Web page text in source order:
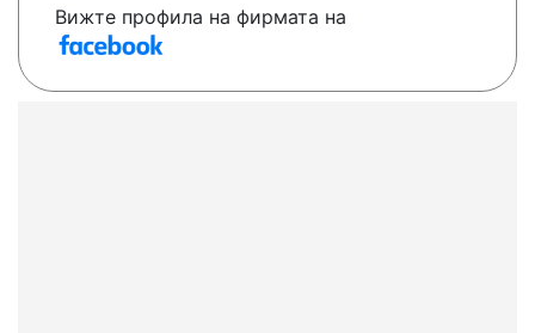
Вижте профила на фирмата на